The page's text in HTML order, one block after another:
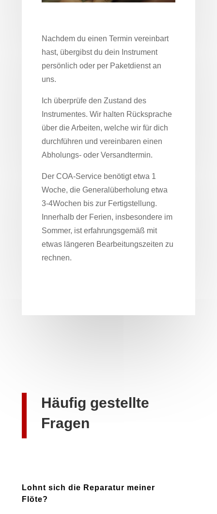
Nachdem du einen Termin vereinbart
hast, übergibst du dein Instrument
persönlich oder per Paketdienst an
uns.
Ich überprüfe den Zustand des
Instrumentes. Wir halten Rücksprache
über die Arbeiten, welche wir für dich
durchführen und vereinbaren einen
Abholungs- oder Versandtermin.
Der COA-Service benötigt etwa 1
Woche, die Generalüberholung etwa
3-4Wochen bis zur Fertigstellung.
Innerhalb der Ferien, insbesondere im
Sommer, ist erfahrungsgemäß mit
etwas längeren Bearbeitungszeiten zu
rechnen.
Häufig gestellte
Fragen
Lohnt sich die Reparatur meiner
Flöte?